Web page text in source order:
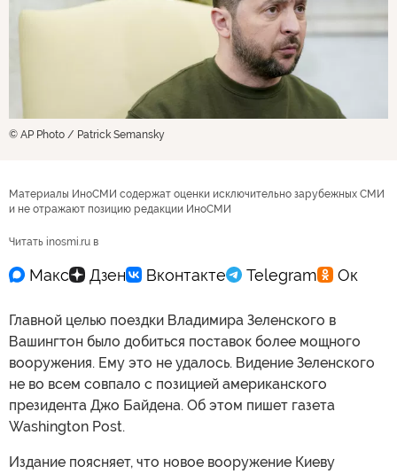
© AP Photo / Patrick Semansky
Материалы ИноСМИ содержат оценки исключительно зарубежных СМИ
и не отражают позицию редакции ИноСМИ
Читать inosmi.ru в
Главной целью поездки Владимира Зеленского в
Вашингтон было добиться поставок более мощного
вооружения. Ему это не удалось. Видение Зеленского
не во всем совпало с позицией американского
президента Джо Байдена. Об этом пишет газета
Washington Post.
Издание поясняет, что новое вооружение Киеву